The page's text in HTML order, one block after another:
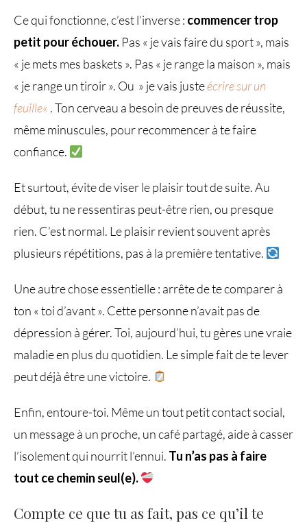
Ce qui fonctionne, c’est l’inverse : commencer trop
petit pour échouer. Pas « je vais faire du sport », mais
« je mets mes baskets ». Pas « je range la maison », mais
« je range un tiroir ». Ou » je vais justeécrire sur un
feuille« . Ton cerveau a besoin de preuves de réussite,
même minuscules, pour recommencer à te faire
confiance.
Et surtout, évite de viser le plaisir tout de suite. Au
début, tu ne ressentiras peut-être rien, ou presque
rien. C’est normal. Le plaisir revient souvent après
plusieurs répétitions, pas à la première tentative.
Une autre chose essentielle : arrête de te comparer à
ton « toi d’avant ». Cette personne n’avait pas de
dépression à gérer. Toi, aujourd’hui, tu gères une vraie
maladie en plus du quotidien. Le simple fait de te lever
peut déjà être une victoire.
Enfin, entoure-toi. Même un tout petit contact social,
un message à un proche, un café partagé, aide à casser
l’isolement qui nourrit l’ennui. Tu n’as pas à faire
tout ce chemin seul(e).
Compte ce que tu as fait, pas ce qu’il te